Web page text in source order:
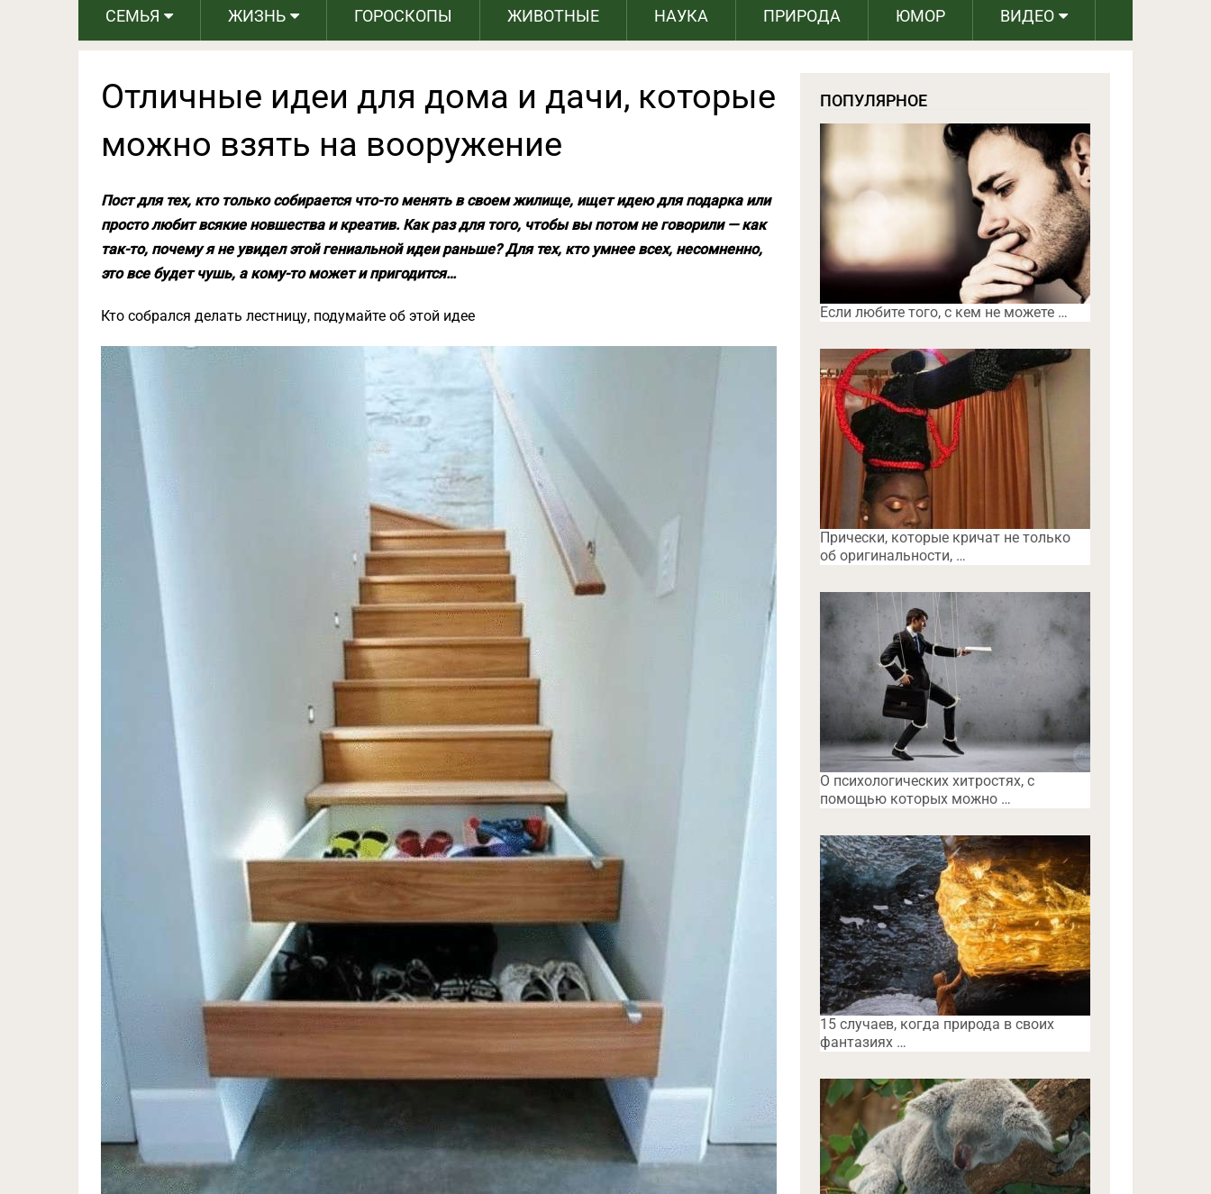
СЕМЬЯ ЖИЗНЬ ГОРОСКОПЫ ЖИВОТНЫЕ НАУКА ПРИРОДА ЮМОР ВИДЕО
Oтличные идеи для дома и дачи, которые
можно взять на вооружение
Пост для тех, кто только собирается что-то менять в своем жилище, ищет идею для подарка или
просто любит всякие новшества и креатив. Как раз для того, чтобы вы потом не говорили — как
так-то, почему я не увидел этой гениальной идеи раньше? Для тех, кто умнее всех, несомненно,
это все будет чушь, а кому-то может и пригодится…
Кто собрался делать лестницу, подумайте об этой идее
ПОПУЛЯРНОЕ
Если любите того, с кем не можете …
Прически, которые кричат не только
об оригинальности, …
O психологических хитростях, с
помощью которых можно …
15 случаев, когда природа в своих
фантазиях …